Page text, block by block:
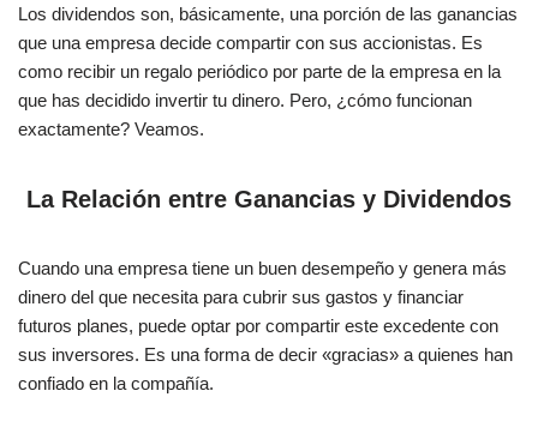
Los dividendos son, básicamente, una porción de las ganancias
que una empresa decide compartir con sus accionistas. Es
como recibir un regalo periódico por parte de la empresa en la
que has decidido invertir tu dinero. Pero, ¿cómo funcionan
exactamente? Veamos.
La Relación entre Ganancias y Dividendos
Cuando una empresa tiene un buen desempeño y genera más
dinero del que necesita para cubrir sus gastos y financiar
futuros planes, puede optar por compartir este excedente con
sus inversores. Es una forma de decir «gracias» a quienes han
confiado en la compañía.